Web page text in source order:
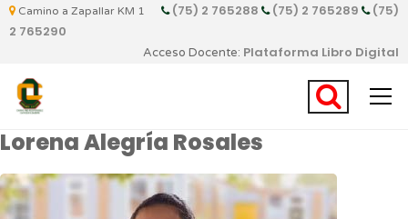
Camino a Zapallar KM 1 (75) 2 765288 (75) 2 765289
(75)
2 765290
Acceso Docente: Plataforma Libro Digital
Lorena Alegría Rosales